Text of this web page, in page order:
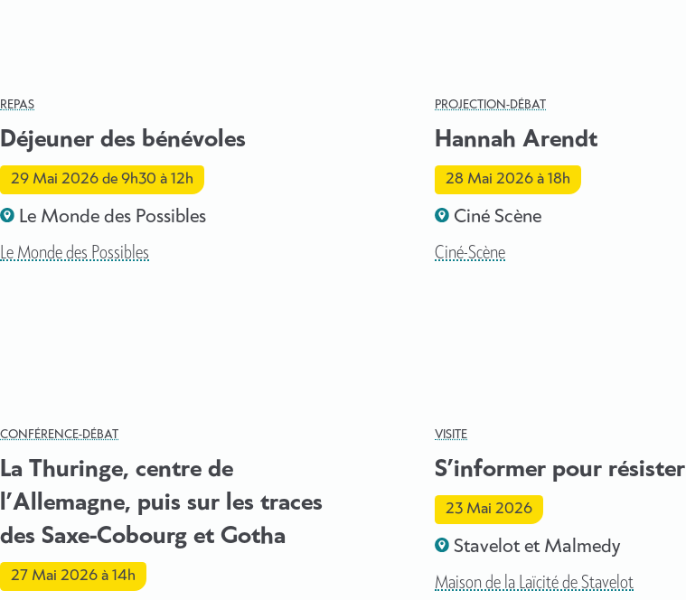
REPAS
Déjeuner des bénévoles
29 Mai 2026 de 9h30 à 12h
Le Monde des Possibles
Le Monde des Possibles
PROJECTION-DÉBAT
Hannah Arendt
28 Mai 2026 à 18h
Ciné Scène
Ciné-Scène
CONFÉRENCE-DÉBAT
La Thuringe, centre de
l’Allemagne, puis sur les traces
des Saxe-Cobourg et Gotha
27 Mai 2026 à 14h
VISITE
S’informer pour résister
23 Mai 2026
Stavelot et Malmedy
Maison de la Laïcité de Stavelot